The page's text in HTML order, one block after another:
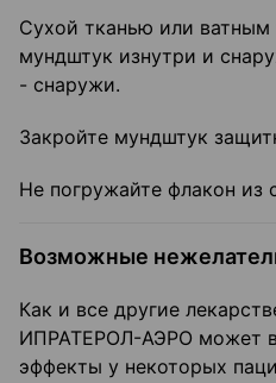
Сухой тканью или
мундштук изнутри и
- снаружи.
Закройте мундштук
Не погружайте флакон из
Возможные
Как и все другие
ИПРАТЕРОЛ-АЭРО может
эффекты у некоторых